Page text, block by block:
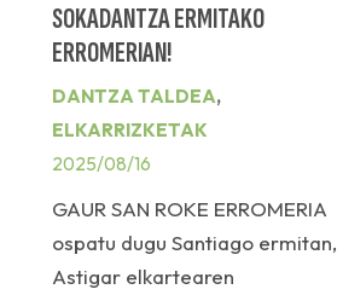
SOKADANTZA ERMITAKO
ERROMERIAN!
DANTZA TALDEA,
ELKARRIZKETAK
2025/08/16
GAUR SAN ROKE ERROMERIA
ospatu dugu Santiago ermitan,
Astigar elkartearen